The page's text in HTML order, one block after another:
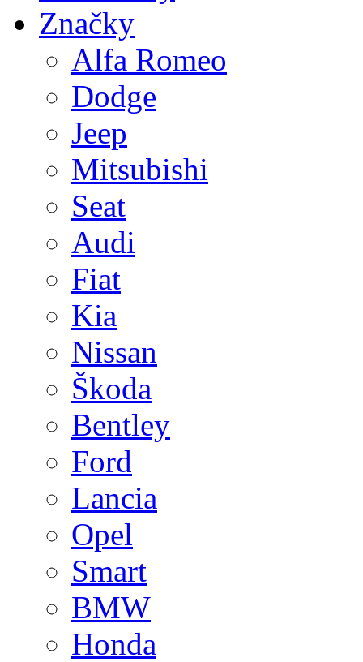
Značky
Alfa Romeo
Dodge
Jeep
Mitsubishi
Seat
Audi
Fiat
Kia
Nissan
Škoda
Bentley
Ford
Lancia
Opel
Smart
BMW
Honda